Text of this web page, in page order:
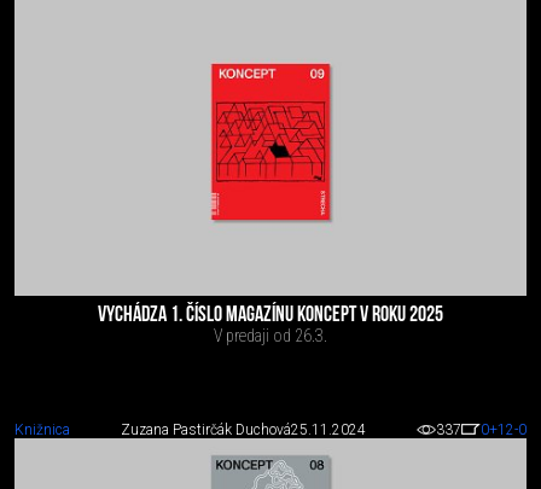
VYCHÁDZA 1. ČÍSLO MAGAZÍNU KONCEPT V ROKU 2025
V predaji od 26.3.
Knižnica Zuzana Pastirčák Duchová25.11.2024 337 0+12-0